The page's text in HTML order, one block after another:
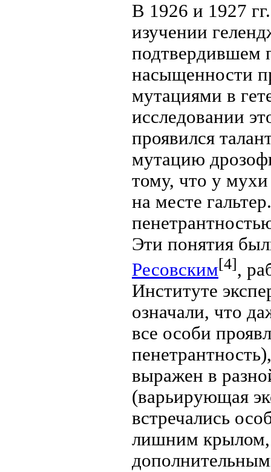
В 1926 и 1927
изучении
подтвердившем
насыщенности
мутациями в
исследовании
проявился
мутацию
тому, что у
на месте
Эти понятия
Ресовским[4],
Институте
означали, что
все особи
выражен в
(варьирующая
встречались
лишним крылом,